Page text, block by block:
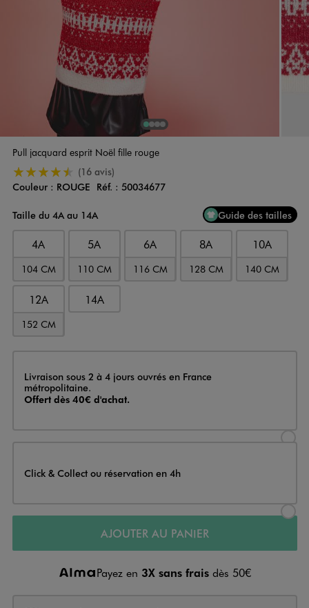
1Sur 4
2Sur 4
3Sur 4
4 Sur 4
Pull jacquard esprit Noël fille rouge
4.5/5 de moyenne
(16 avis)
Couleur
Couleur : ROUGE Réf. : 50034677
Taille du 4A au 14A
Guide des tailles
4A
104 CM
5A
110 CM
6A
116 CM
8A
128 CM
10A
140 CM
12A
152 CM
14A
Livraison
Livraison sous 2 à 4 jours ouvrés en France
métropolitaine.
Offert dès 40€ d'achat.
Click & Collect ou réservation en 4h
AJOUTER AU PANIER
Payez en 3X sans frais dès 50€